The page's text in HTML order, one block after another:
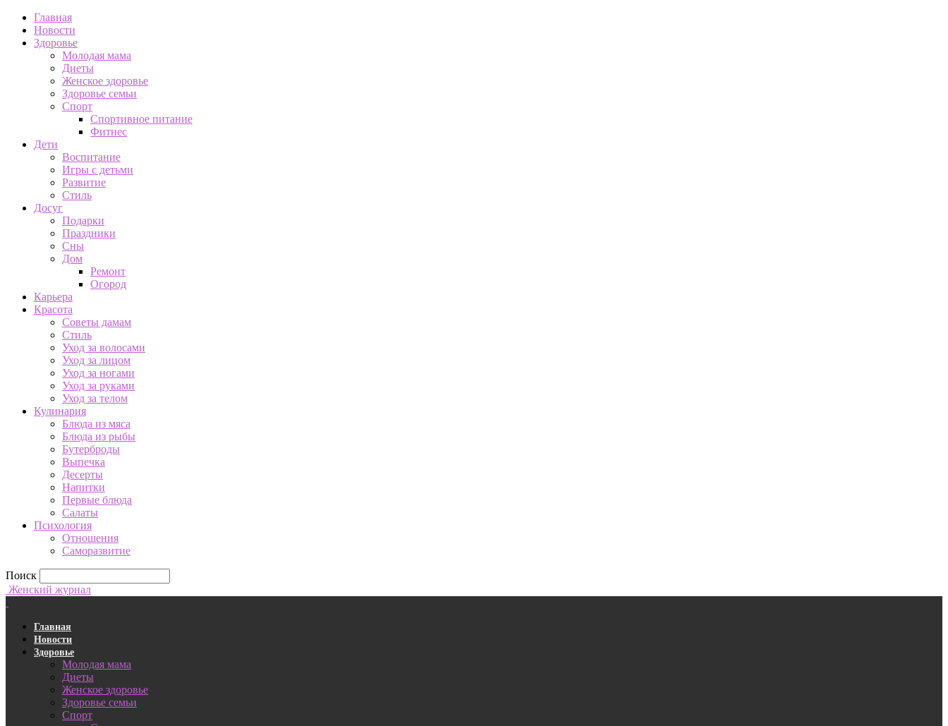
Главная
Новости
Здоровье
Молодая мама
Диеты
Женское здоровье
Здоровье семьи
Спорт
Спортивное питание
Фитнес
Дети
Воспитание
Игры с детьми
Развитие
Стиль
Досуг
Подарки
Праздники
Сны
Дом
Ремонт
Огород
Карьера
Красота
Советы дамам
Стиль
Уход за волосами
Уход за лицом
Уход за ногами
Уход за руками
Уход за телом
Кулинария
Блюда из мяса
Блюда из рыбы
Бутерброды
Выпечка
Десерты
Напитки
Первые блюда
Салаты
Психология
Отношения
Саморазвитие
Поиск
Женский журнал
Главная
Новости
Здоровье
Молодая мама
Диеты
Женское здоровье
Здоровье семьи
Спорт